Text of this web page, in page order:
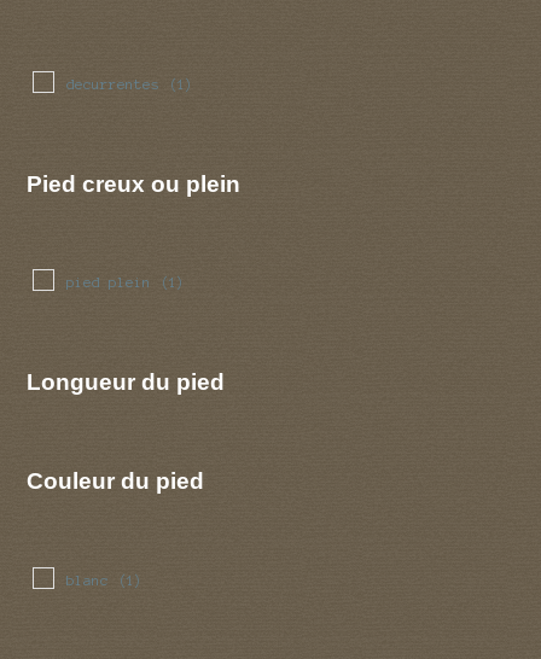
decurrentes (1)
Pied creux ou plein
pied plein (1)
Longueur du pied
Couleur du pied
blanc (1)